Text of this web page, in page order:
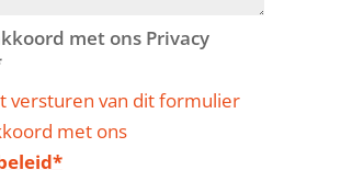
met ons Privacy
versturen van dit formulier
met ons